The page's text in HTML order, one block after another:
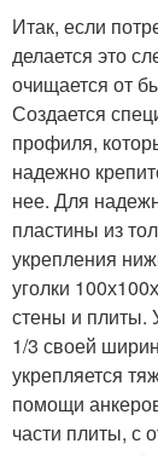
Итак, если
делается это
очищается от
Создается
профиля,
надежно
нее. Для
пластины из
укрепления
уголки
стены и плиты.
1/3 своей
укрепляется
помощи
части плиты, с